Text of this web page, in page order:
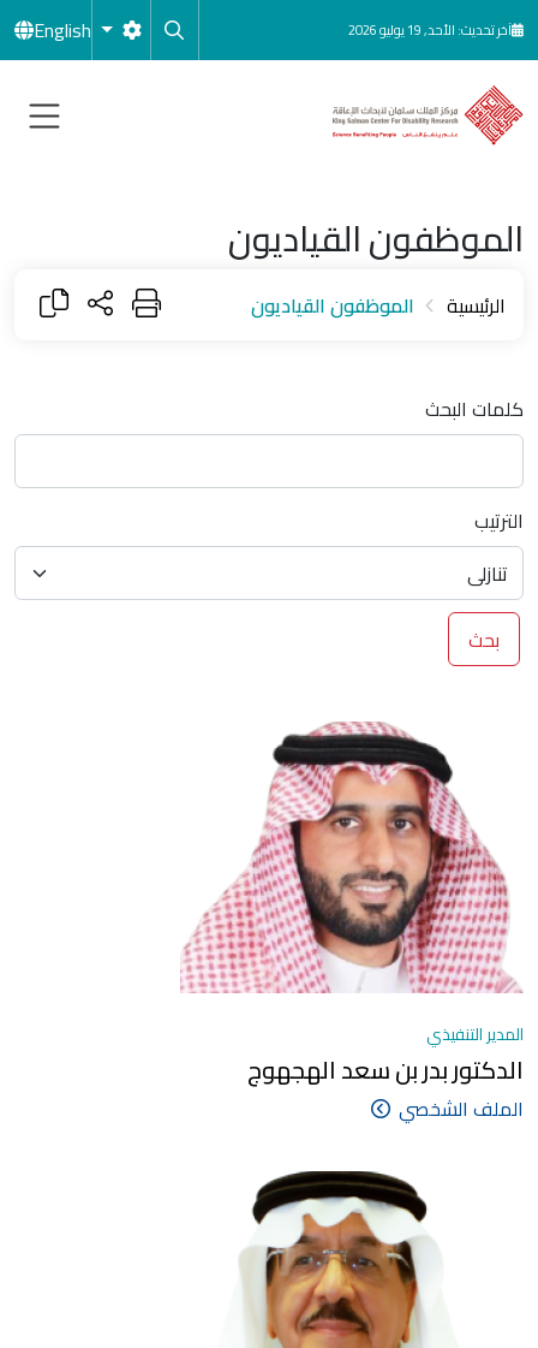
تجاوز إلى المحتوى الرئيسي
آخر تحديث: الأحد, 19 يوليو 2026 English
الموظفون القياديون
الرئيسية الموظفون القياديون
كلمات البحث
الترتيب
بحث
المدير التنفيذي
الدكتور بدر بن سعد الهجهوج
الملف الشخصي